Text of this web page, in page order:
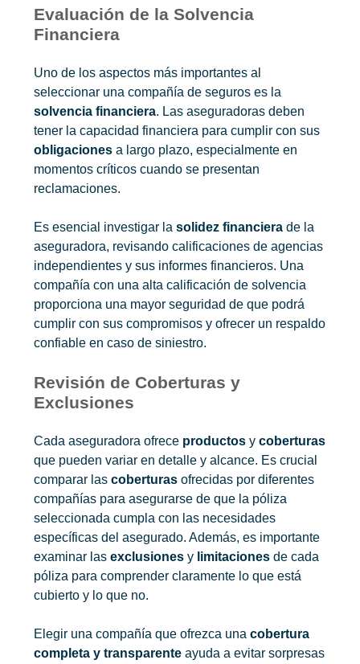
Evaluación de la Solvencia
Financiera
Uno de los aspectos más importantes al
seleccionar una compañía de seguros es la
solvencia financiera. Las aseguradoras deben
tener la capacidad financiera para cumplir con sus
obligaciones a largo plazo, especialmente en
momentos críticos cuando se presentan
reclamaciones.
Es esencial investigar la solidez financiera de la
aseguradora, revisando calificaciones de agencias
independientes y sus informes financieros. Una
compañía con una alta calificación de solvencia
proporciona una mayor seguridad de que podrá
cumplir con sus compromisos y ofrecer un respaldo
confiable en caso de siniestro.
Revisión de Coberturas y
Exclusiones
Cada aseguradora ofrece productos y coberturas
que pueden variar en detalle y alcance. Es crucial
comparar las coberturas ofrecidas por diferentes
compañías para asegurarse de que la póliza
seleccionada cumpla con las necesidades
específicas del asegurado. Además, es importante
examinar las exclusiones y limitaciones de cada
póliza para comprender claramente lo que está
cubierto y lo que no.
Elegir una compañía que ofrezca una cobertura
completa y transparente ayuda a evitar sorpresas